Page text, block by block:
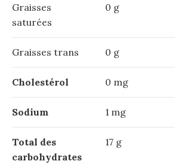
Graisses
saturées
0 g
Graisses trans 0 g
Cholestérol 0 mg
Sodium 1 mg
Total des
carbohydrates
17 g